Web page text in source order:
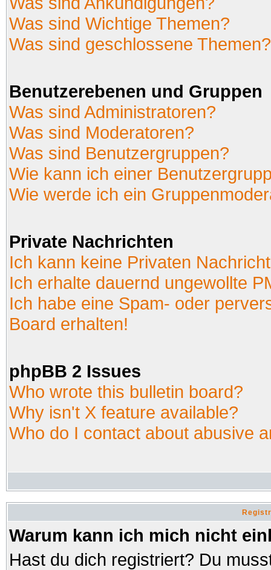
Was sind Wichtige Themen?
Was sind geschlossene Themen?
Benutzerebenen und Gruppen
Was sind Administratoren?
Was sind Moderatoren?
Was sind Benutzergruppen?
Wie kann ich einer
Wie werde ich ein
Private Nachrichten
Ich kann keine Privaten
Ich erhalte dauernd ungewollte
Ich habe eine Spam- oder
Board erhalten!
phpBB 2 Issues
Who wrote this bulletin board?
Why isn't X feature available?
Who do I contact about abusive
Warum kann ich mich nicht
Hast du dich registriert? Du